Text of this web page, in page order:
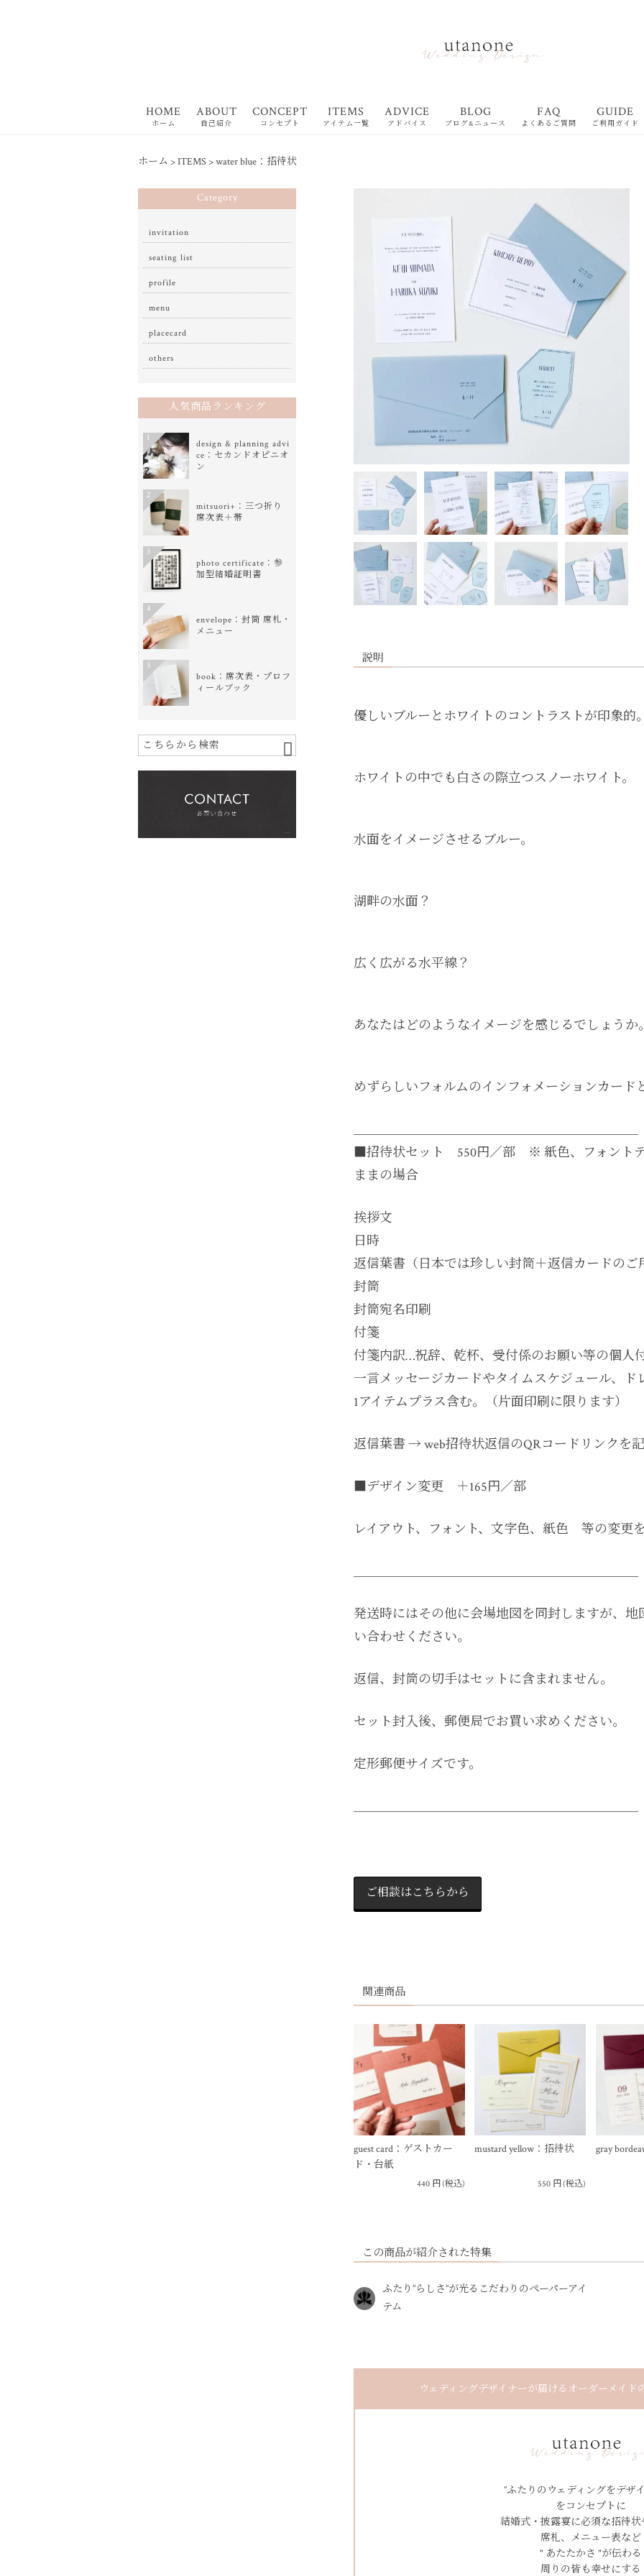
HOME
ホーム
ABOUT
自己紹介
CONCEPT
コンセプト
ITEMS
アイテム一覧
ADVICE
アドバイス
BLOG
ブログ&ニュース
FAQ
よくあるご質問
GUIDE
ご利用ガイド
ホーム >ITEMS >water blue：招待状
説明
優しいブルーとホワイトのコントラストが印象的。
ホワイトの中でも白さの際立つスノーホワイト。
水面をイメージさせるブルー。
湖畔の水面？
広く広がる水平線？
あなたはどのようなイメージを感じるでしょうか。
めずらしいフォルムのインフォメーションカード
■招待状セット 550円／部 ※ 紙色、フォントデ
ままの場合
挨拶文
日時
返信葉書（日本では珍しい封筒＋返信カードのご
封筒
封筒宛名印刷
付箋
付箋内訳…祝辞、乾杯、受付係のお願い等の個人
一言メッセージカードやタイムスケジュール、ド
1アイテムプラス含む。（片面印刷に限ります）
返信葉書 → web招待状返信のQRコードリンクを
■デザイン変更 ＋165円／部
レイアウト、フォント、文字色、紙色 等の変更
発送時にはその他に会場地図を同封しますが、
い合わせください。
返信、封筒の切手はセットに含まれません。
セット封入後、郵便局でお買い求めください。
定形郵便サイズです。
ご相談はこちらから
関連商品
guest card：ゲストカー
ド・台紙
440 円(税込)
mustard yellow：招待状
550 円(税込)
gray
この商品が紹介された特集
ふたり”らしさ”が光るこだわりのペーパーアイ
テム
ウェディングデザイナーが届けるオーダーメイド
”ふたりのウェディングをデザ
をコンセプトに
結婚式・披露宴に必須な招待状
席札、メニュー表など
" あたたかさ "が伝わる
周りの皆も幸せにする
Category
invitation
seating list
profile
menu
placecard
others
人気商品ランキング
design & planning advi
ce：セカンドオピニオ
ン
1
mitsuori+：三つ折り
席次表＋帯
2
photo certificate：参
加型結婚証明書
3
envelope：封筒 席札・
メニュー
4
book：席次表・プロフ
ィールブック
5